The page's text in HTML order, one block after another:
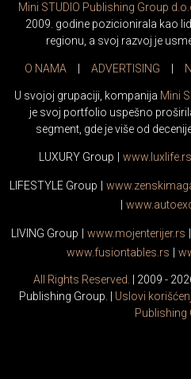
Mini STUDIO Publishing Group
2009. godine pozicionirala kao
regionu, a svoj razvoj je
O NAMA ADVERTISING
U svojoj grupaciji, kompanija Mini
je svoj portfolio uspešno
segment, gde je više od
LUXURY Group www. luxlife .rs
LIFESTYLE Group www. zenski
www. auto
LIVING Group www. mojenterijer.rs
www. fusiontables .rs
All Rights Reserved. | 2009 -
Publishing Group. | Uslovi
Publishing